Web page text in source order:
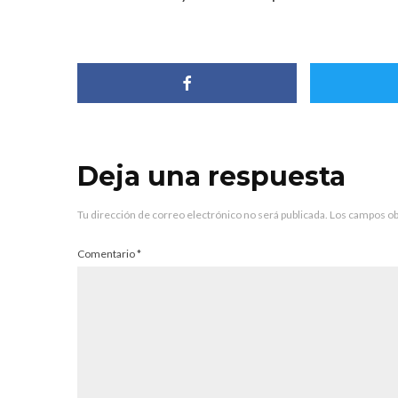
Deja una respuesta
Tu dirección de correo electrónico no será publicada. Los campos
Comentario*